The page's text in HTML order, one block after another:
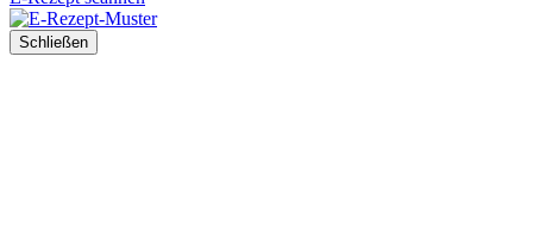
Schließen